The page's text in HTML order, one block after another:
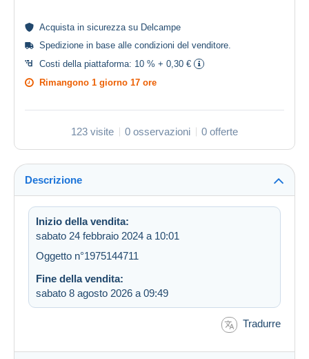
Acquista in sicurezzasu Delcampe
Spedizione in base alle condizioni del venditore.
Costi della piattaforma: 10 % + 0,30 €
Rimangono 1 giorno 17 ore
123 visite 0 osservazioni 0 offerte
Descrizione
Inizio della vendita:
sabato 24 febbraio 2024 a 10:01
Oggetto n°1975144711
Fine della vendita:
sabato 8 agosto 2026 a 09:49
Tradurre